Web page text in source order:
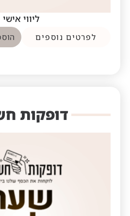
ליווי אישי
לפרטים נוספים
דופקות